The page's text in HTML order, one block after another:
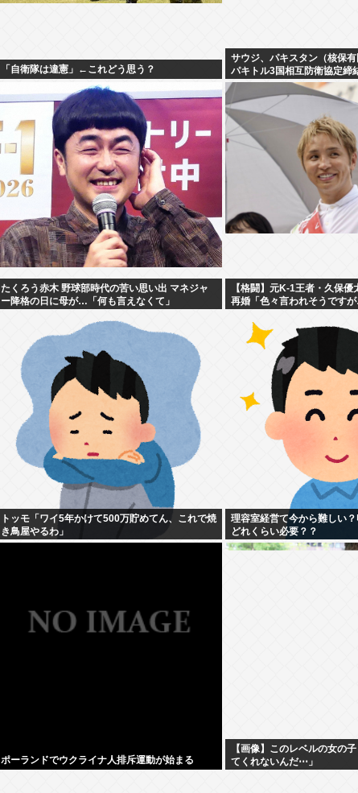
「自衛隊は違憲」←これどう思う？
サウジ、パキスタン（核保
パキトル3国相互防衛協定締
たくろう赤木 野球部時代の苦い思い出 マネジャ
ー降格の日に母が…「何も言えなくて」
【格闘】元K-1王者・久保
再婚「色々言われそうですが
トッモ「ワイ5年かけて500万貯めてん、これで焼
き鳥屋やるわ」
理容室経営て今から難しい
どれくらい必要？？
ポーランドでウクライナ人排斥運動が始まる
【画像】このレベルの女の
てくれないんだ⋯」